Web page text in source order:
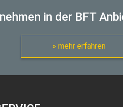
in der BFT
» mehr erfahren